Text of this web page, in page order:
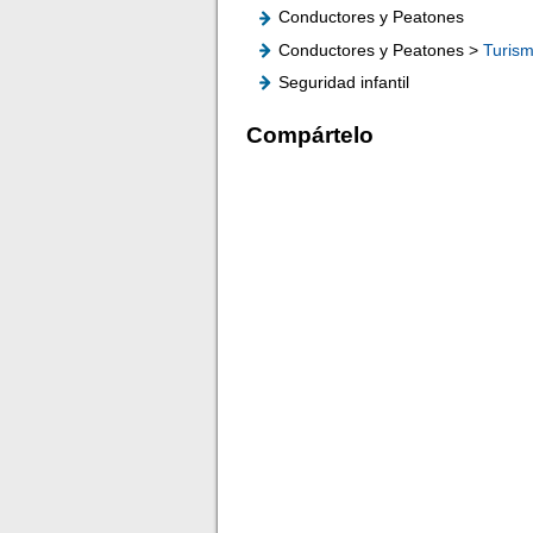
Conductores y Peatones
Conductores y Peatones >
Seguridad infantil
Compártelo